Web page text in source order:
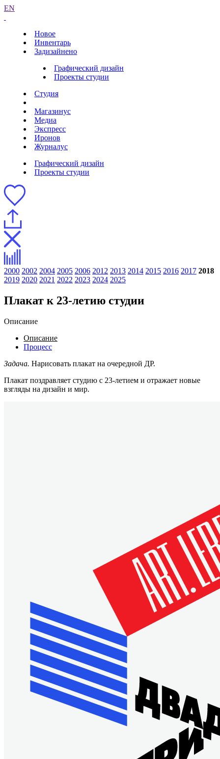
EN
Новое
Инвентарь
Задизайнено
Графический дизайн
Проекты студии
Студия
Магазинус
Медиа
Экспресс
Иронов
Журналус
Графический дизайн
Проекты студии
2000 2002 2004 2005 2006 2012 2013 2014 2015 2016 2017 2018
2019 2020 2021 2022 2023 2024 2025
Плакат к 23-летию студии
Описание
Описание
Процесс
Задача. Нарисовать плакат на очередной ДР.
Плакат поздравляет студию с 23-летием и отражает новые
взгляды на дизайн и мир.